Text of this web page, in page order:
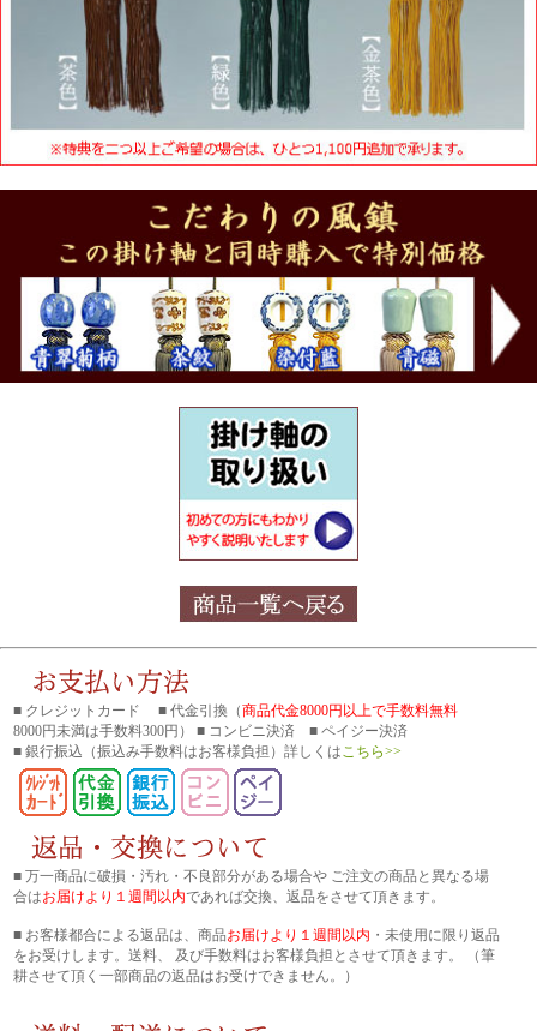
■ クレジットカード ■ 代金引換（商品代金8000円以上で手数料無料
8000円未満は手数料300円） ■ コンビニ決済 ■ ペイジー決済
■ 銀行振込 （振込み手数料はお客様負担）詳しくは こちら>>
■ 万一商品に破損・汚れ・不良部分がある場合や ご注文の商品と異なる場
合はお届けより１週間以内であれば交換、返品をさせて頂きます。
■ お客様都合による返品は、商品お届けより１週間以内 ・未使用に限り返品
をお受けします。送料、 及び手数料はお客様負担とさせて頂きます。 （筆
耕させて頂く一部商品の返品はお受けできません。）